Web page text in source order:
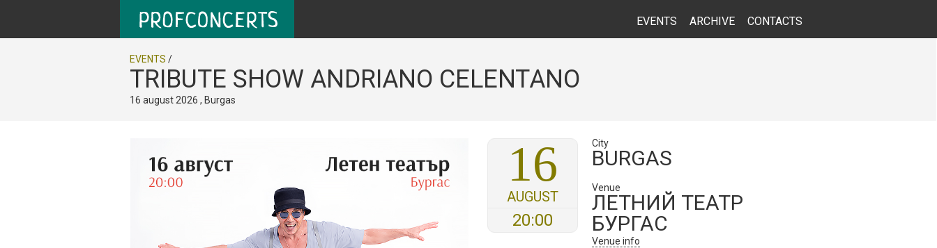
EVENTS ARCHIVE CONTACTS
EVENTS /
TRIBUTE SHOW ANDRIANO CELENTANO
16 august 2026 , Burgas
16
AUGUST
20:00
City
BURGAS
Venue
ЛЕТНИЙ ТЕАТР
БУРГАС
Venue info